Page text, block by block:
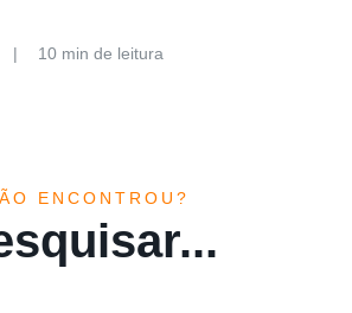
10 min de leitura
ENCONTROU?